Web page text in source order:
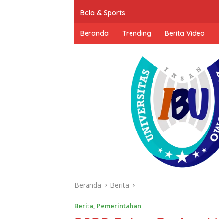
Bola & Sports
Beranda Trending Berita Video
Beranda Berita
Berita, Pemerintahan